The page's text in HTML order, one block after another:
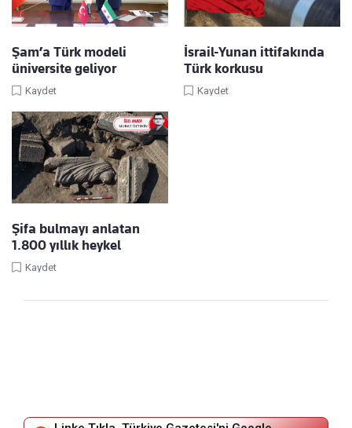
Şam’a Türk modeli
üniversite geliyor
Kaydet
İsrail-Yunan ittifakında
Türk korkusu
Kaydet
Şifa bulmayı anlatan
1.800 yıllık heykel
Kaydet